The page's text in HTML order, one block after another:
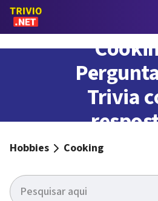
Trivia
Hobbies Cooking